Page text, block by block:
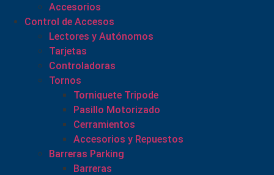
Accesorios
Control de Accesos
Lectores y Autónomos
Tarjetas
Controladoras
Tornos
Torniquete Tripode
Pasillo Motorizado
Cerramientos
Accesorios y Repuestos
Barreras Parking
Barreras